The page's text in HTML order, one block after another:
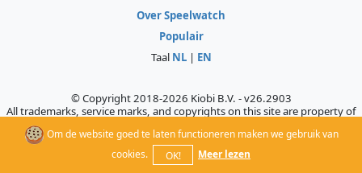
Om de website goed te laten functioneren maken we gebruik van
cookies.
OK! Meer lezen
Over Speelwatch
Populair
Taal NL| EN
© Copyright 2018-2026 Kiobi B.V. - v26.2903
All trademarks, service marks, and copyrights on this site are property of
their respective owners, who do not sponsor, authorize, or endorse this
site.